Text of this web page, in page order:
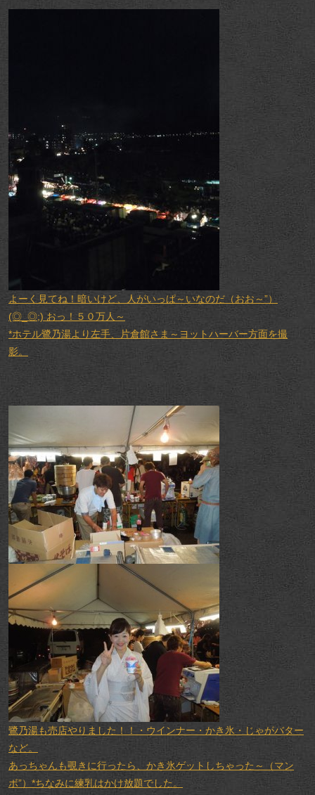
よーく見てね！暗いけど、人がいっぱ～いなのだ（おお～”）
(◎_◎;) おっ！５０万人～
*ホテル鷺乃湯より左手、片倉館さま～ヨットハーバー方面を撮
影。
鷺乃湯も売店やりました！！・ウインナー・かき氷・じゃがバター
など。
あっちゃんも覗きに行ったら、かき氷ゲットしちゃった～（マン
ボ”）*ちなみに練乳はかけ放題でした。